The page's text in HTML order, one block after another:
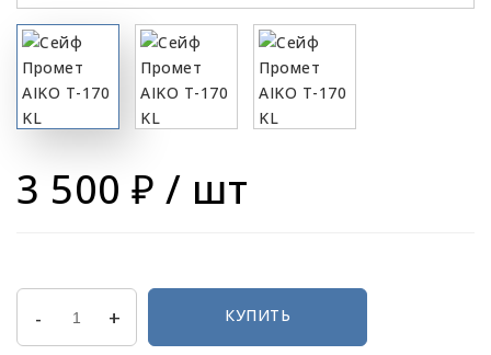
3 500 ₽ / шт
- + КУПИТЬ